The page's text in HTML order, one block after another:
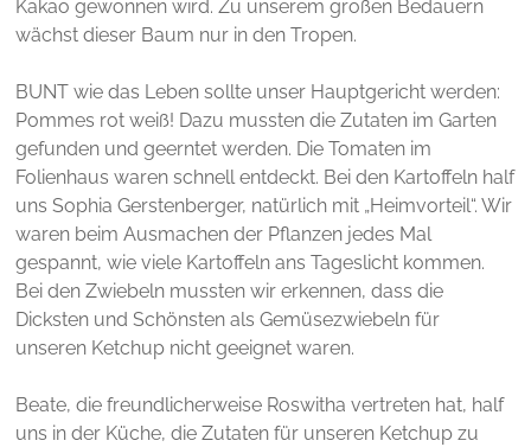
Kakao gewonnen wird. Zu unserem großen Bedauern
wächst dieser Baum nur in den Tropen.
BUNT wie das Leben sollte unser Hauptgericht werden:
Pommes rot weiß! Dazu mussten die Zutaten im Garten
gefunden und geerntet werden. Die Tomaten im
Folienhaus waren schnell entdeckt. Bei den Kartoffeln half
uns Sophia Gerstenberger, natürlich mit „Heimvorteil“. Wir
waren beim Ausmachen der Pflanzen jedes Mal
gespannt, wie viele Kartoffeln ans Tageslicht kommen.
Bei den Zwiebeln mussten wir erkennen, dass die
Dicksten und Schönsten als Gemüsezwiebeln für
unseren Ketchup nicht geeignet waren.
Beate, die freundlicherweise Roswitha vertreten hat, half
uns in der Küche, die Zutaten für unseren Ketchup zu